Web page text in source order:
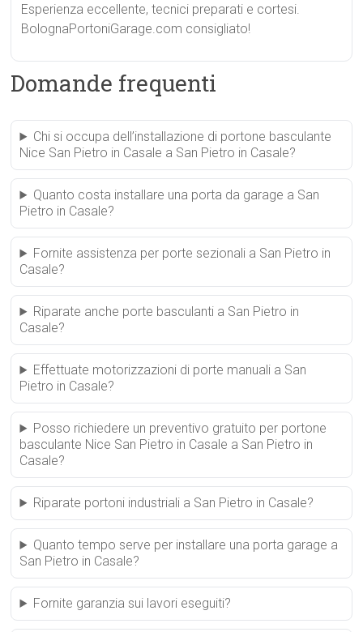
Esperienza eccellente, tecnici preparati e cortesi.
BolognaPortoniGarage.com consigliato!
Domande frequenti
Chi si occupa dell’installazione di portone basculante
Nice San Pietro in Casale a San Pietro in Casale?
Quanto costa installare una porta da garage a San
Pietro in Casale?
Fornite assistenza per porte sezionali a San Pietro in
Casale?
Riparate anche porte basculanti a San Pietro in
Casale?
Effettuate motorizzazioni di porte manuali a San
Pietro in Casale?
Posso richiedere un preventivo gratuito per portone
basculante Nice San Pietro in Casale a San Pietro in
Casale?
Riparate portoni industriali a San Pietro in Casale?
Quanto tempo serve per installare una porta garage a
San Pietro in Casale?
Fornite garanzia sui lavori eseguiti?